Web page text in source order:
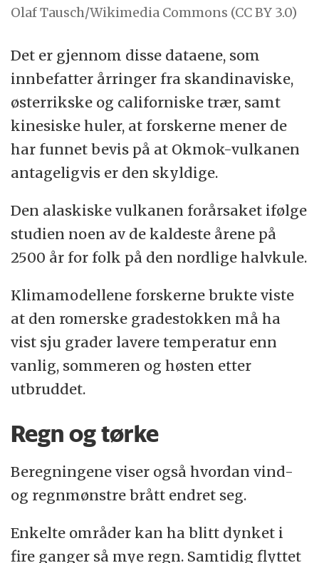
Olaf Tausch/Wikimedia Commons (CC BY 3.0)
Det er gjennom disse dataene, som
innbefatter årringer fra skandinaviske,
østerrikske og californiske trær, samt
kinesiske huler, at forskerne mener de
har funnet bevis på at Okmok-vulkanen
antageligvis er den skyldige.
Den alaskiske vulkanen forårsaket ifølge
studien noen av de kaldeste årene på
2500 år for folk på den nordlige halvkule.
Klimamodellene forskerne brukte viste
at den romerske gradestokken må ha
vist sju grader lavere temperatur enn
vanlig, sommeren og høsten etter
utbruddet.
Regn og tørke
Beregningene viser også hvordan vind-
og regnmønstre brått endret seg.
Enkelte områder kan ha blitt dynket i
fire ganger så mye regn. Samtidig flyttet